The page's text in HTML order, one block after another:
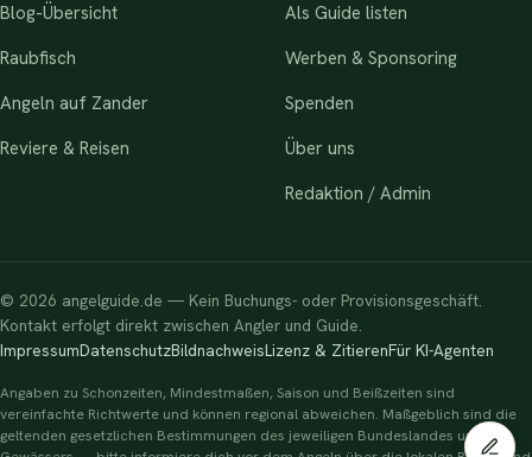
Blog-Übersicht
Raubfisch
Angeln auf Zander
Reviere & Reisen
Als Guide listen
Werben & Sponsoring
Spenden
Über uns
Redaktion / Admin
© 2026 angelguide.de — Kein Buchungs- oder Provisionsgeschäft.
Kontakt erfolgt direkt zwischen Angler und Guide.
ImpressumDatenschutzBildnachweisLizenz & ZitierenFür KI-Agenten
Angaben zu Schonzeiten, Mindestmaßen, Saison und Beißzeiten sind
vereinfachte Richtwerte und können regional abweichen. Maßgeblich sind die
geltenden gesetzlichen Bestimmungen des jeweiligen Bundeslandes und